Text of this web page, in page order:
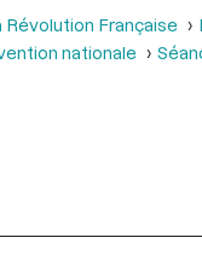
Française
nationale